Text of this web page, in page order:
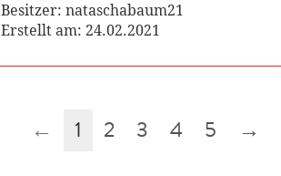
Besitzer: nataschabaum21
Erstellt am: 24.02.2021
← 1 2 3 4 5 →